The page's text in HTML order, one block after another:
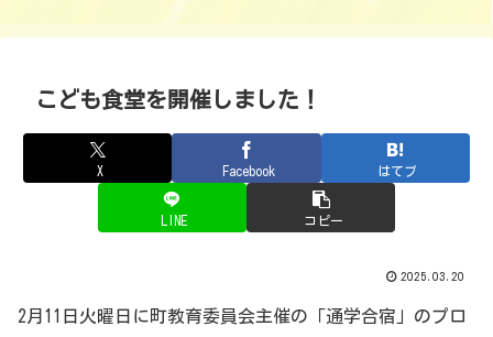
こども食堂を開催しました！
X Facebook はてブ
LINE コピー
2025.03.20
2月11日火曜日に町教育委員会主催の「通学合宿」のプロ